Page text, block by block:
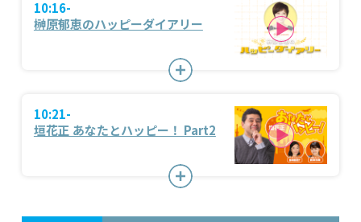
10:16-
榊原郁恵のハッピーダイアリー
10:21-
垣花正 あなたとハッピー！ Part2